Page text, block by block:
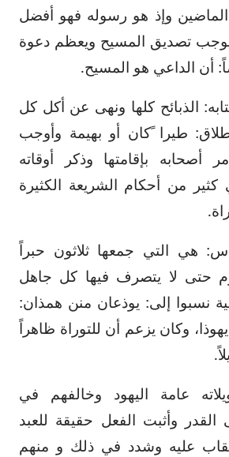
الماضين وإذ هو رسوله فهو أفضل
يوجب تصديق المسيح ويعظم دعوة
أن الداعي هو المسيح.
الذبائح كلها ونهى عن أكل كل
طيرا ًكان أو بهيمة وأوجب
بإقامتها وذكر أوقاته
من أحكام الشريعة الكثيرة
هي التي جمعها ثلاثون حبراً
حتى لا يتصرف فيها كل جاهل
نسبوا إلى: يوذعان منن همذان:
وكان يزعم أن للتوراة ظاهراً
عامة اليهود وخالفهم في
القدر وأثبت الفعل حقيقة للعبد
عليه وشدد في ذلك و منهم